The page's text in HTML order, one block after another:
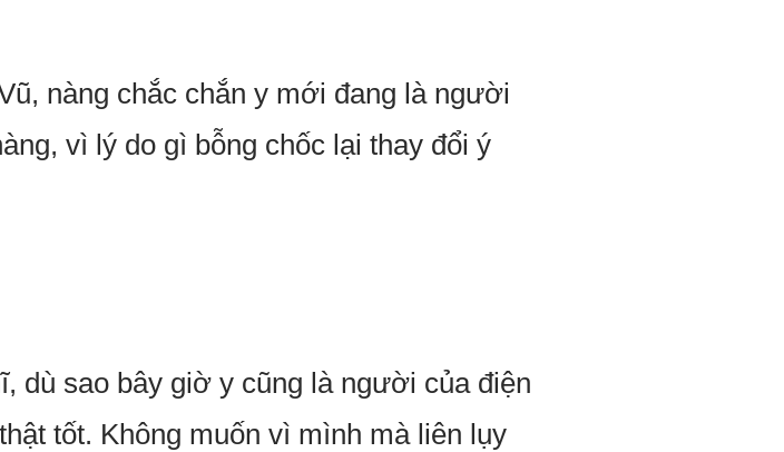
nàng chắc chắn y mới đang là người
vì lý do gì bỗng chốc lại thay đổi ý
dù sao bây giờ y cũng là người của điện
tốt. Không muốn vì mình mà liên lụy